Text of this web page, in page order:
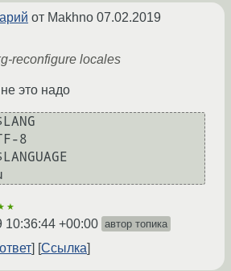
от Makhno 07.02.2019
reconfigure locales
это надо
8
10:36:44 +00:00 автор топика
Ссылка